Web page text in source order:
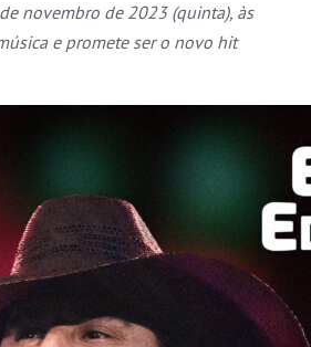
novembro de 2023 (quinta), às
e promete ser o novo hit